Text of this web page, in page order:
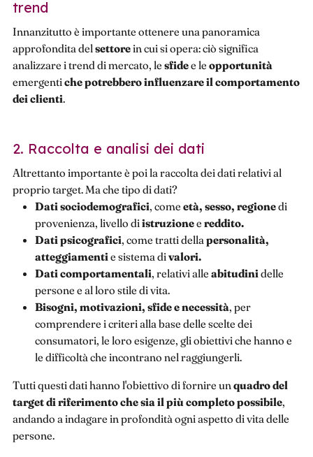
trend
Innanzitutto è importante ottenere una panoramica
approfondita del settorein cui si opera: ciò significa
analizzare i trend di mercato, le sfidee le opportunità
emergentiche potrebbero influenzare il comportamento
dei clienti.
2. Raccolta e analisi dei dati
Altrettanto importante è poi la raccolta dei dati relativi al
proprio target. Ma che tipo di dati?
Dati sociodemografici, come età, sesso, regionedi
provenienza, livello diistruzionee reddito.
Dati psicografici, come tratti della personalità,
atteggiamenti e sistema divalori.
Dati comportamentali, relativi alle abitudini delle
persone e al loro stile di vita.
Bisogni, motivazioni, sfide e necessità, per
comprendere i criteri alla base delle scelte dei
consumatori, le loro esigenze, gli obiettivi che hanno e
le difficoltà che incontrano nel raggiungerli.
Tutti questi dati hanno l'obiettivo di fornire un quadro del
target di riferimento che sia il più completo possibile,
andando a indagare in profondità ogni aspetto di vita delle
persone.